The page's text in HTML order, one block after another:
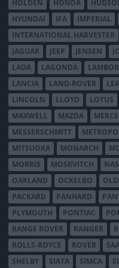
HOLDEN
HONDA
HYUNDAI
IFA IMPERIAL
INTERNATIONAL HARVESTER
JAGUAR
JEEP JENSEN
LADA
LAGONDA
LANCIA
LAND-ROVER
LINCOLN
LLOYD LOTUS
MAXWELL
MAZDA
MESSERSCHMITT
MITSUOKA
MONARCH
MORRIS
MOSKVITCH
OAKLAND
OCKELBO
PACKARD
PANHARD
PLYMOUTH
PONTIAC
RANGE ROVER
RANGER
ROLLS-ROYCE
ROVER
SHELBY
SIATA SIMCA